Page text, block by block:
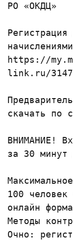
РО «ОКДЦ»
https://
скачать по
ВНИМАНИЕ!
за 30 минут
100
онлайн
Методы
Очно: